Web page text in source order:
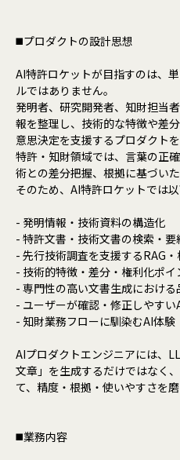
◼️プロダクトの設計思想
AI特許ロケットが目指すのは、
ルではありません。
発明者、研究開発者、知財担当
報を整理し、技術的な特徴や差
意思決定を支援するプロダクトを
特許・知財領域では、言葉の正
術との差分把握、根拠に基づいた
そのため、AI特許ロケットでは以
- 発明情報・技術資料の構造化
- 特許文書・技術文書の検索・要
- 先行技術調査を支援するRAG
- 技術的特徴・差分・権利化ポイ
- 専門性の高い文書生成における
- ユーザーが確認・修正しやすい
- 知財業務フローに馴染むAI体験
AIプロダクトエンジニアには、
文章」を生成するだけではなく
て、精度・根拠・使いやすさを
◼️業務内容